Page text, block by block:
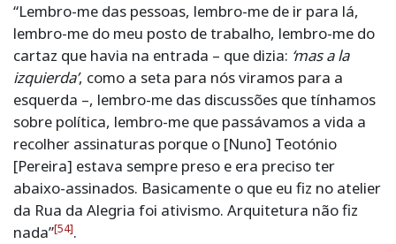
“Lembro-me das pessoas, lembro-me de ir para lá,
lembro-me do meu posto de trabalho, lembro-me do
cartaz que havia na entrada – que dizia: ‘mas a la
izquierda’, como a seta para nós viramos para a
esquerda –, lembro-me das discussões que tínhamos
sobre política, lembro-me que passávamos a vida a
recolher assinaturas porque o [Nuno] Teotónio
[Pereira] estava sempre preso e era preciso ter
abaixo-assinados. Basicamente o que eu fiz no atelier
da Rua da Alegria foi ativismo. Arquitetura não fiz
nada”[54].